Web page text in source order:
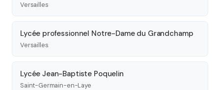
Versailles
Lycée professionnel Notre-Dame du Grandchamp
Versailles
Lycée Jean-Baptiste Poquelin
Saint-Germain-en-Laye